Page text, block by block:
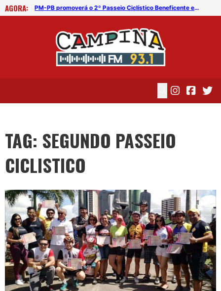
AGORA:
PM-PB promoverá o 2º Passeio Ciclístico Beneficente em CG PM-PB promoverá o 2º Passeio Ciclístico Beneficente em CG
TAG: SEGUNDO PASSEIO
CICLISTICO